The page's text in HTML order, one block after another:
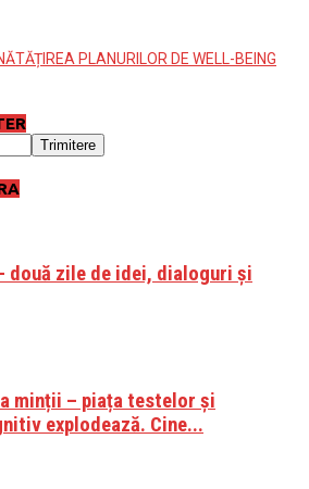
PLANURILOR DE WELL-BEING
două zile de idei, dialoguri și
minții – piața testelor și
explodează. Cine...